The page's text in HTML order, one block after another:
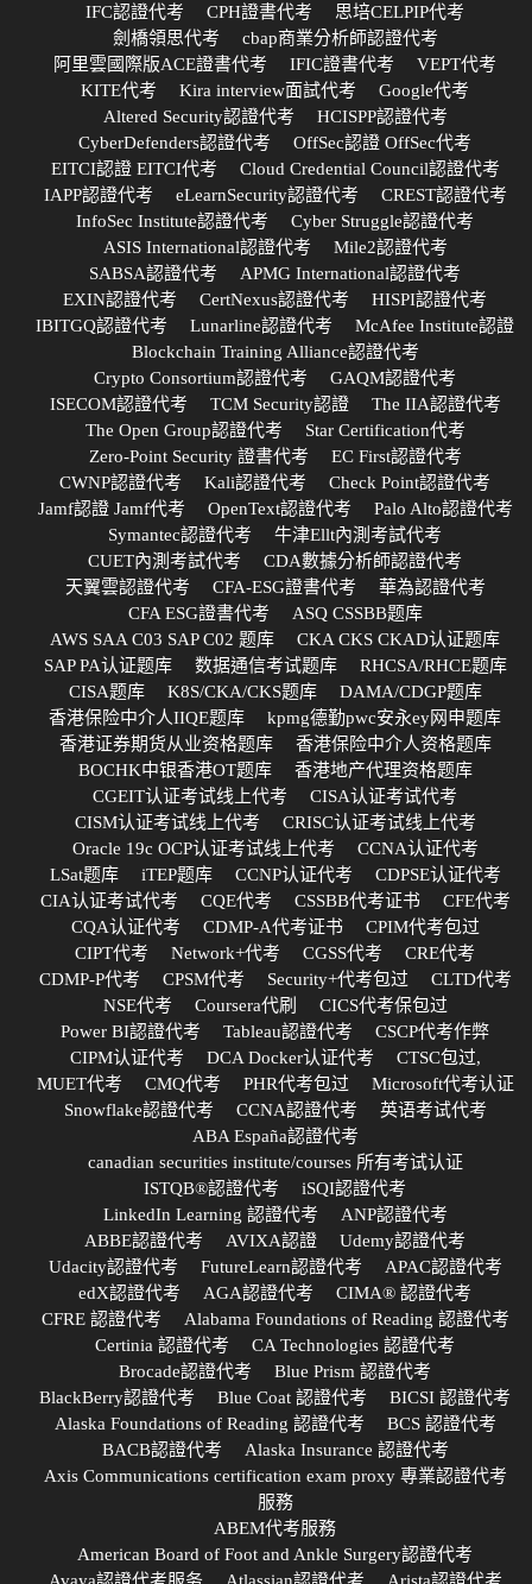
IFC認證代考
CPH證書代考
思培CELPIP代考
劍橋領思代考
cbap商業分析師認證代考
阿里雲國際版ACE證書代考
IFIC證書代考
VEPT代考
KITE代考
Kira interview面試代考
Google代考
Altered Security認證代考
HCISPP認證代考
CyberDefenders認證代考
OffSec認證 OffSec代考
EITCI認證 EITCI代考
Cloud Credential Council認證代考
IAPP認證代考
eLearnSecurity認證代考
CREST認證代考
InfoSec Institute認證代考
Cyber Struggle認證代考
ASIS International認證代考
Mile2認證代考
SABSA認證代考
APMG International認證代考
EXIN認證代考
CertNexus認證代考
HISPI認證代考
IBITGQ認證代考
Lunarline認證代考
McAfee Institute認證
Blockchain Training Alliance認證代考
Crypto Consortium認證代考
GAQM認證代考
ISECOM認證代考
TCM Security認證
The IIA認證代考
The Open Group認證代考
Star Certification代考
Zero-Point Security 證書代考
EC First認證代考
CWNP認證代考
Kali認證代考
Check Point認證代考
Jamf認證 Jamf代考
OpenText認證代考
Palo Alto認證代考
Symantec認證代考
牛津Ellt內測考試代考
CUET內測考試代考
CDA數據分析師認證代考
天翼雲認證代考
CFA-ESG證書代考
華為認證代考
CFA ESG證書代考
ASQ CSSBB题库
AWS SAA C03 SAP C02 题库
CKA CKS CKAD认证题库
SAP PA认证题库
数据通信考试题库
RHCSA/RHCE题库
CISA题库
K8S/CKA/CKS题库
DAMA/CDGP题库
香港保险中介人IIQE题库
kpmg德勤pwc安永ey网申题库
香港证券期货从业资格题库
香港保险中介人资格题库
BOCHK中银香港OT题库
香港地产代理资格题库
CGEIT认证考试线上代考
CISA认证考试代考
CISM认证考试线上代考
CRISC认证考试线上代考
Oracle 19c OCP认证考试线上代考
CCNA认证代考
LSat题库
iTEP题库 CCNP认证代考
CDPSE认证代考
CIA认证考试代考
CQE代考 CSSBB代考证书
CFE代考
CQA认证代考
CDMP-A代考证书
CPIM代考包过
CIPT代考
Network+代考 CGSS代考
CRE代考
CDMP-P代考
CPSM代考 Security+代考包过
CLTD代考
NSE代考
Coursera代刷
CICS代考保包过
Power BI認證代考
Tableau認證代考
CSCP代考作弊
CIPM认证代考
DCA Docker认证代考
CTSC包过,
MUET代考
CMQ代考 PHR代考包过
Microsoft代考认证
Snowflake認證代考
CCNA認證代考
英语考试代考
ABA España認證代考
canadian securities institute/courses 所有考试认证
ISTQB®認證代考
iSQI認證代考
LinkedIn Learning 認證代考
ANP認證代考
ABBE認證代考
AVIXA認證
Udemy認證代考
Udacity認證代考
FutureLearn認證代考
APAC認證代考
edX認證代考
AGA認證代考
CIMA® 認證代考
CFRE 認證代考
Alabama Foundations of Reading 認證代考
Certinia 認證代考
CA Technologies 認證代考
Brocade認證代考
Blue Prism 認證代考
BlackBerry認證代考
Blue Coat 認證代考
BICSI 認證代考
Alaska Foundations of Reading 認證代考
BCS 認證代考
BACB認證代考
Alaska Insurance 認證代考
Axis Communications certification exam proxy 專業認證代考
服務
ABEM代考服務
American Board of Foot and Ankle Surgery認證代考
Avaya認證代考服务
Atlassian認證代考
Arista認證代考